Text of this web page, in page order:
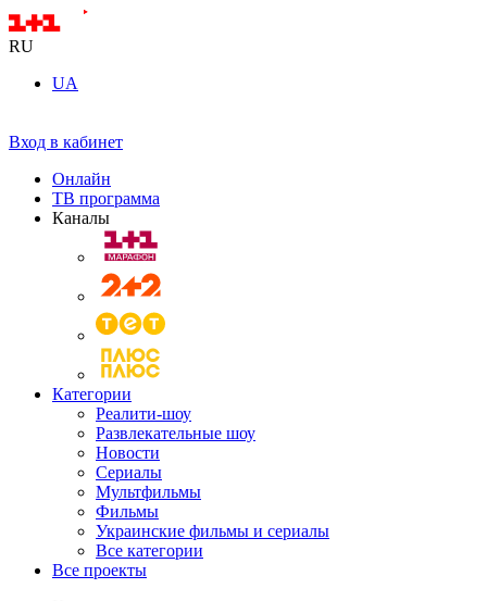
RU
UA
Вход в кабинет
Онлайн
ТВ программа
Каналы
Категории
Реалити-шоу
Развлекательные шоу
Новости
Сериалы
Мультфильмы
Фильмы
Украинские фильмы и сериалы
Все категории
Все проекты